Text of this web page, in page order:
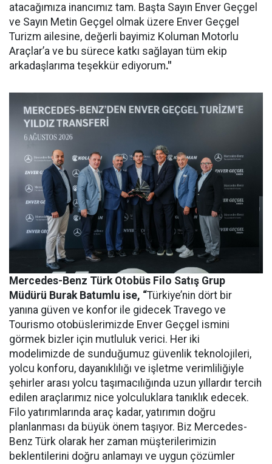
atacağımıza inancımız tam. Başta Sayın Enver Geçgel
ve Sayın Metin Geçgel olmak üzere Enver Geçgel
Turizm ailesine, değerli bayimiz Koluman Motorlu
Araçlar’a ve bu sürece katkı sağlayan tüm ekip
arkadaşlarıma teşekkür ediyorum."
Mercedes-Benz Türk Otobüs Filo Satış Grup
Müdürü Burak Batumlu ise, “Türkiye’nin dört bir
yanına güven ve konfor ile gidecek Travego ve
Tourismo otobüslerimizde Enver Geçgel ismini
görmek bizler için mutluluk verici. Her iki
modelimizde de sunduğumuz güvenlik teknolojileri,
yolcu konforu, dayanıklılığı ve işletme verimliliğiyle
şehirler arası yolcu taşımacılığında uzun yıllardır tercih
edilen araçlarımız nice yolculuklara tanıklık edecek.
Filo yatırımlarında araç kadar, yatırımın doğru
planlanması da büyük önem taşıyor. Biz Mercedes-
Benz Türk olarak her zaman müşterilerimizin
beklentilerini doğru anlamayı ve uygun çözümler